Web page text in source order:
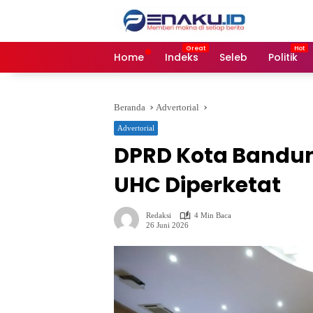
Home Indeks Seleb Politik
Beranda Advertorial
Advertorial
DPRD Kota
UHC Diperketat
Redaksi
4 Min Baca
26 Juni 2026